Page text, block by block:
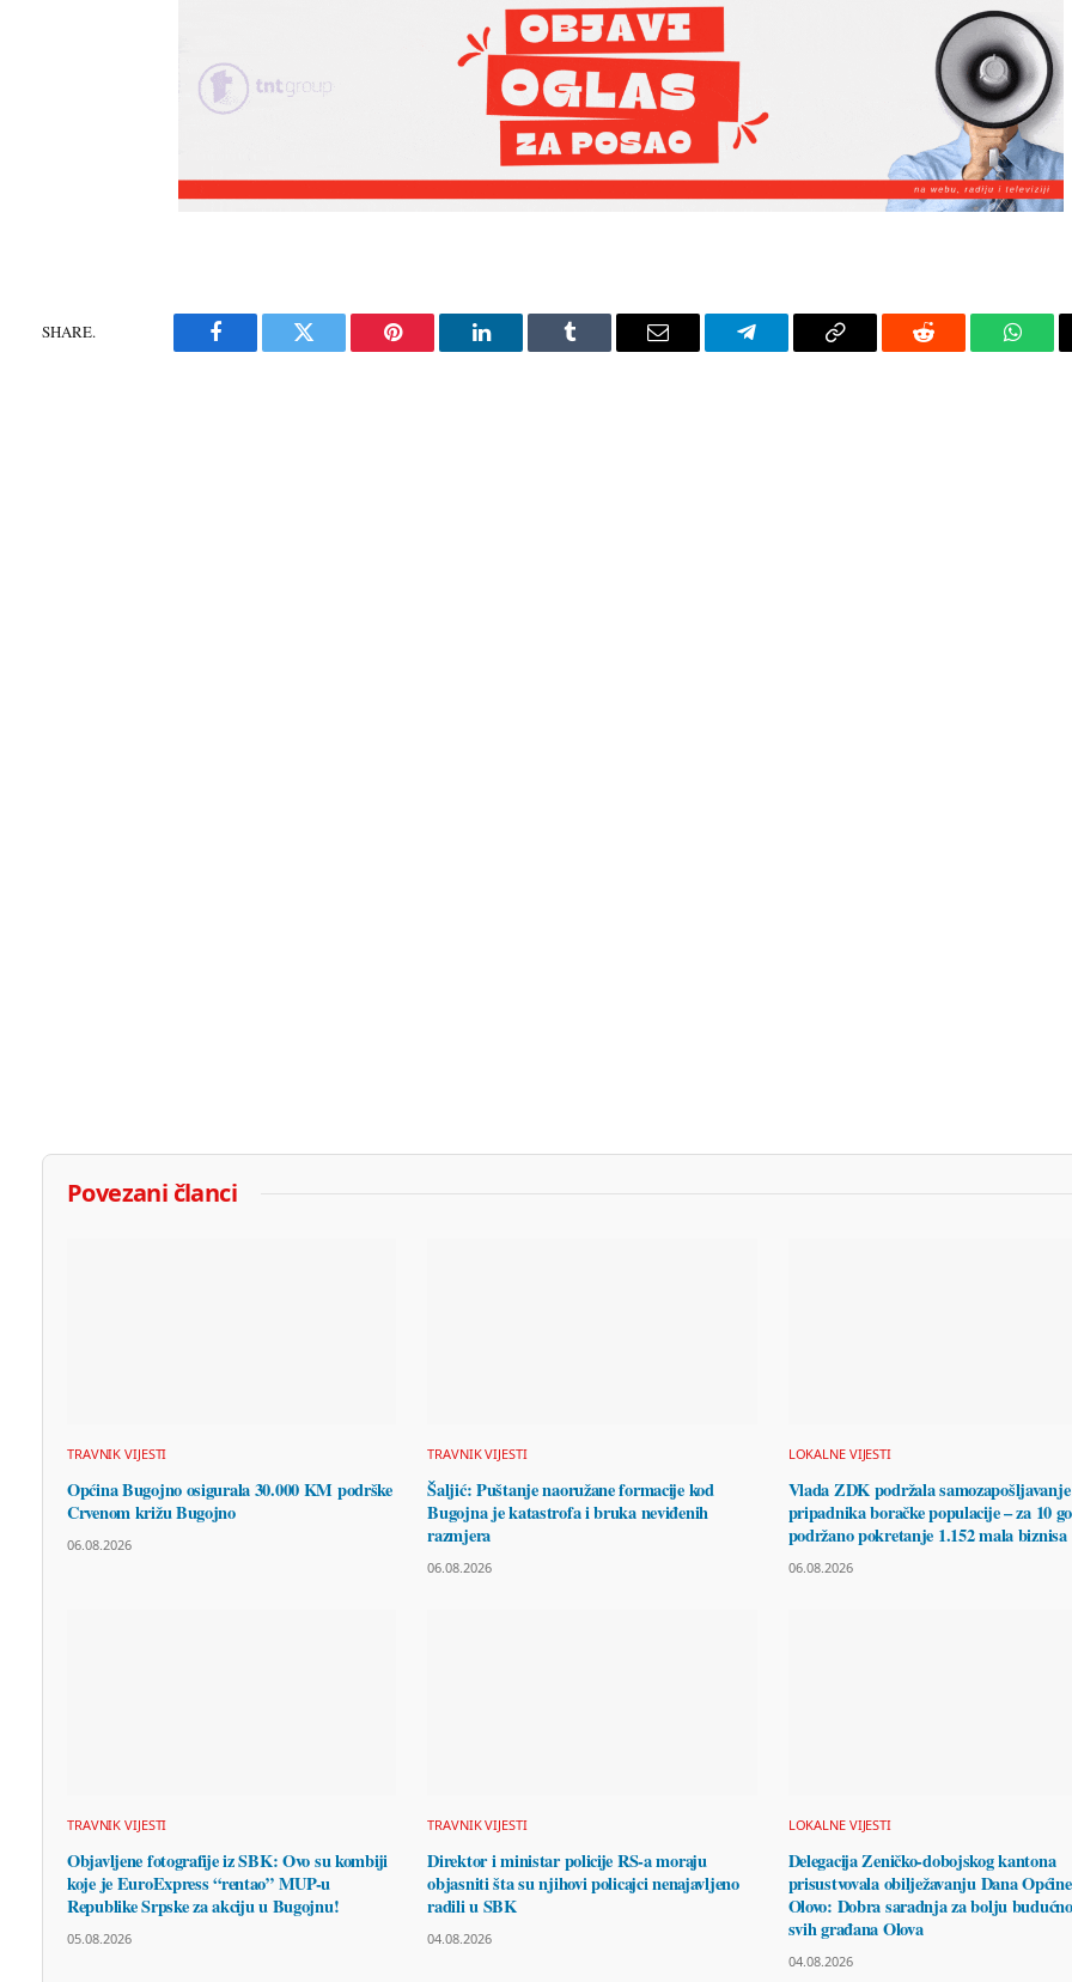
SHARE.
Facebook Twitter Pinterest LinkedIn Tumblr Email Telegram Copy
Reddit
Povezani članci
TRAVNIK VIJESTI
Općina Bugojno osigurala 30.000 KM podrške
Crvenom križu Bugojno
06.08.2026
TRAVNIK VIJESTI
Šaljić: Puštanje naoružane formacije kod
Bugojna je katastrofa i bruka neviđenih
razmjera
06.08.2026
LOKALNE VIJESTI
Vlada ZDK podržala
pripadnika boračke populacije – za 10
podržano pokretanje 1.152 mala biznisa
06.08.2026
TRAVNIK VIJESTI
Objavljene fotografije iz SBK: Ovo su kombiji
koje je EuroExpress “rentao” MUP-u
Republike Srpske za akciju u Bugojnu!
05.08.2026
TRAVNIK VIJESTI
Direktor i ministar policije RS-a moraju
objasniti šta su njihovi policajci nenajavljeno
radili u SBK
04.08.2026
LOKALNE VIJESTI
Delegacija Zeničko-dobojskog kantona
prisustvovala obilježavanju Dana Općine
Olovo: Dobra saradnja za bolju
svih građana Olova
04.08.2026